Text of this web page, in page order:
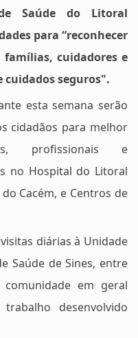
Saúde do Litoral
para “reconhecer
cuidadores e
cuidados seguros".
esta semana serão
cidadãos para melhor
profissionais e
no Hospital do Litoral
Cacém, e Centros de
diárias à Unidade
Saúde de Sines, entre
em geral
desenvolvido